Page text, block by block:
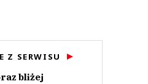
Z SERWISU
bliżej